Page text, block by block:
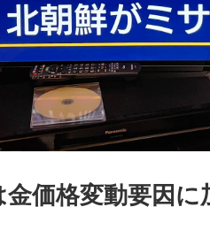
価格変動要因に